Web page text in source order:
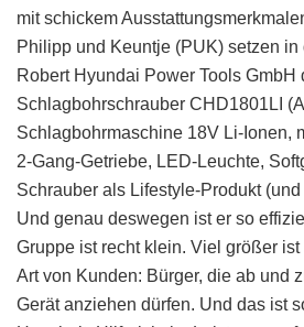
mit schickem
Philipp und Keuntje (PUK) setzen
Robert Hyundai Power Tools
Schlagbohrschrauber CHD1801LI
Schlagbohrmaschine 18V Li-Ionen,
2-Gang-Getriebe, LED-Leuchte,
Schrauber als Lifestyle-Produkt
Und genau deswegen ist er so
Gruppe ist recht klein. Viel größer
Art von Kunden: Bürger, die ab und
Gerät anziehen dürfen. Und das ist